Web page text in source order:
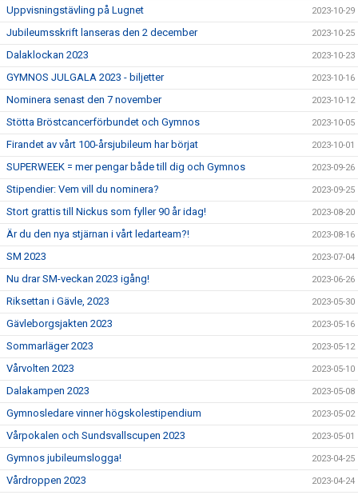
Uppvisningstävling på Lugnet 2023-10-29
Jubileumsskrift lanseras den 2 december 2023-10-25
Dalaklockan 2023 2023-10-23
GYMNOS JULGALA 2023 - biljetter 2023-10-16
Nominera senast den 7 november 2023-10-12
Stötta Bröstcancerförbundet och Gymnos 2023-10-05
Firandet av vårt 100-årsjubileum har börjat 2023-10-01
SUPERWEEK = mer pengar både till dig och Gymnos 2023-09-26
Stipendier: Vem vill du nominera? 2023-09-25
Stort grattis till Nickus som fyller 90 år idag! 2023-08-20
Är du den nya stjärnan i vårt ledarteam?! 2023-08-16
SM 2023 2023-07-04
Nu drar SM-veckan 2023 igång! 2023-06-26
Riksettan i Gävle, 2023 2023-05-30
Gävleborgsjakten 2023 2023-05-16
Sommarläger 2023 2023-05-12
Vårvolten 2023 2023-05-10
Dalakampen 2023 2023-05-08
Gymnosledare vinner högskolestipendium 2023-05-02
Vårpokalen och Sundsvallscupen 2023 2023-05-01
Gymnos jubileumslogga! 2023-04-25
Vårdroppen 2023 2023-04-24